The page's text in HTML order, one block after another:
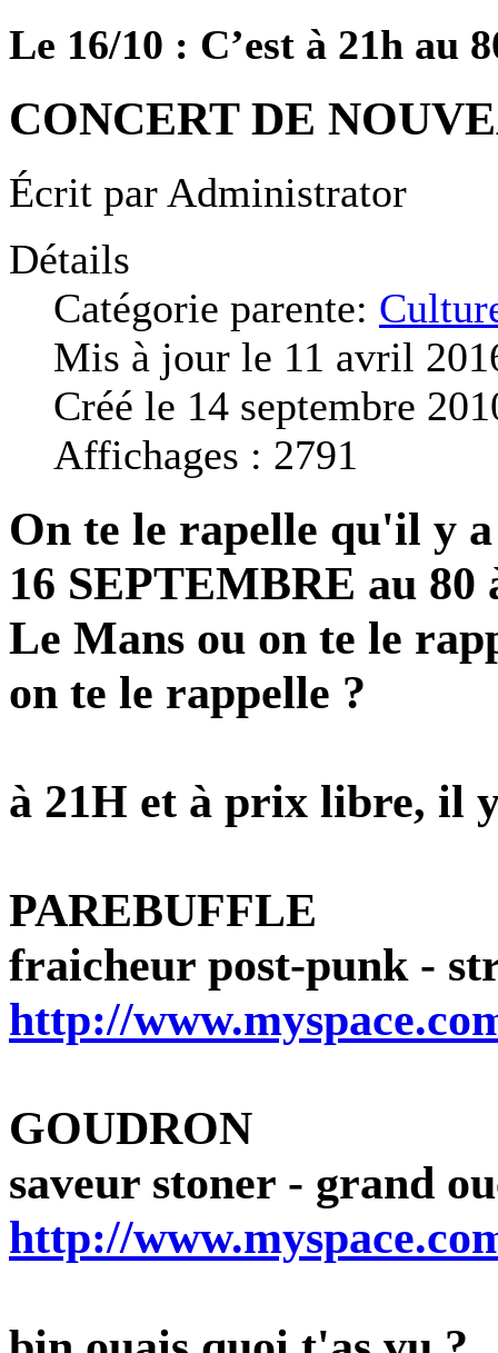
Le 16/10 : C’est à 21h au
CONCERT DE
Écrit par Administrator
Détails
Catégorie parente:
Mis à jour le 11 avril
Créé le 14 septembre
Affichages : 2791
On te le rapelle qu'il y
16 SEPTEMBRE au 80
Le Mans ou on te le
on te le rappelle ?
à 21H et à prix libre, il
PAREBUFFLE
fraicheur post-punk -
http://
GOUDRON
saveur stoner - grand
http://